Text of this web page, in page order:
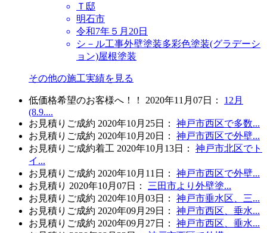
Ｔ邸
明石市
令和7年５月20日
シ－ル工事外壁塗装多彩色塗装(グラデーシ
ョン)屋根塗装
その他の施工実績を見る
低価格希望のお客様へ！！ 2020年11月07日 ：
12月
(8.9....
お見積り ご成約 2020年10月25日 ：
神戸市西区で多数...
お見積り ご成約 2020年10月20日 ：
神戸市西区で外壁...
お見積り ご成約着工 2020年10月13日 ：
神戸市北区でト
イ...
お見積り ご成約 2020年10月11日 ：
神戸市西区で外壁...
お見積り 2020年10月07日 ：
三田市より外壁塗...
お見積り ご成約 2020年10月03日 ：
神戸市垂水区、三...
お見積り ご成約 2020年09月29日 ：
神戸市西区、垂水...
お見積り ご成約 2020年09月27日 ：
神戸市西区、垂水...